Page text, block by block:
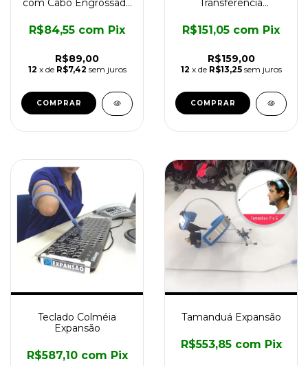
com Cabo Engrossado
R$89,00
R$84,55 com Pix
12 x de R$7,42 sem juros
Transferência
R$159,00
R$151,05 com Pix
12 x de R$13,25 sem juros
Teclado Colméia
Expansão
R$587,10 com Pix
Tamanduá Expansão
R$553,85 com Pix